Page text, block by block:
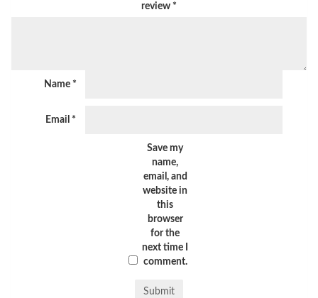
review *
Name *
Email *
Save my
name,
email, and
website in
this
browser
for the
next time I
comment.